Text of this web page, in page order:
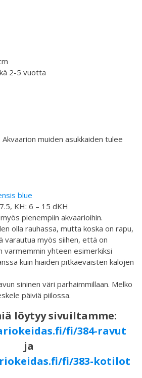
2-5 vuotta
muiden asukkaiden tulee
blue
KH: 6 – 15 dKH
pienempiin akvaarioihin.
olla rauhassa, mutta koska on rapu,
varautua myös siihen, että on
varmemmin yhteen esimerkiksi
kuin hiaiden pitkäeväisten kalojen
sininen väri parhaimmillaan. Melko
päiviä piilossa.
löytyy sivuiltamme:
fi/384-ravut
ja
fi/383-kotilot